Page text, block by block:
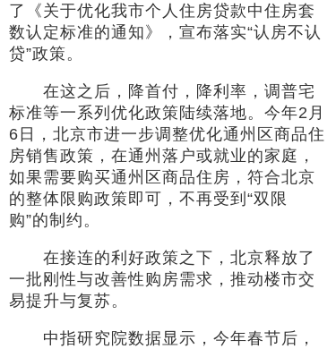
了《关于优化我市个人住房贷款中住房套
数认定标准的通知》，宣布落实“认房不认
贷”政策。
在这之后，降首付，降利率，调普宅
标准等一系列优化政策陆续落地。今年2月
6日，北京市进一步调整优化通州区商品住
房销售政策，在通州落户或就业的家庭，
如果需要购买通州区商品住房，符合北京
的整体限购政策即可，不再受到“双限
购”的制约。
在接连的利好政策之下，北京释放了
一批刚性与改善性购房需求，推动楼市交
易提升与复苏。
中指研究院数据显示，今年春节后，